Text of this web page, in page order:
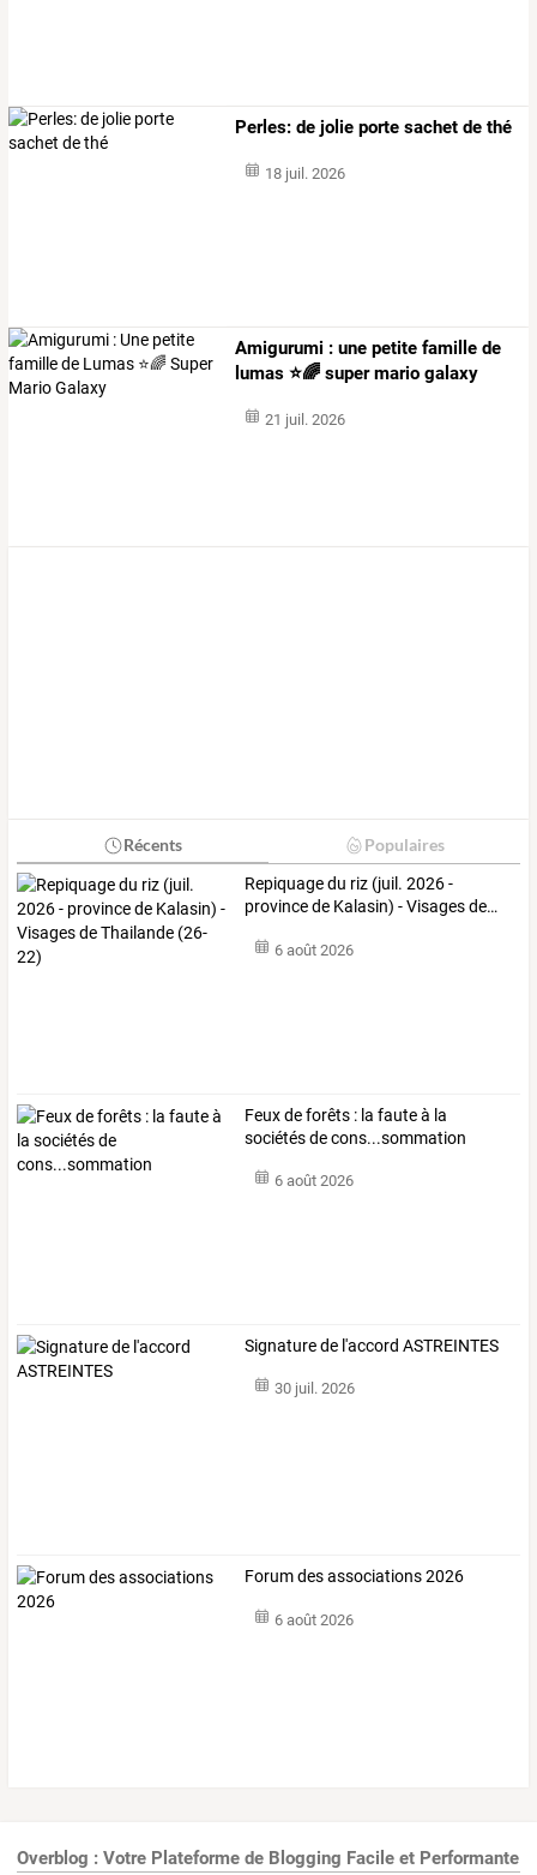
Perles: de jolie porte sachet de thé
18 juil. 2026
Amigurumi : une petite famille de
lumas ⭐🌈 super mario galaxy
21 juil. 2026
Récents Populaires
Repiquagedu riz (juil. 2026-
provincede Kalasin) -Visagesde…
6 août 2026
Feux de forêts : la faute à la
sociétés de cons...sommation
6 août 2026
Signature de l'accord ASTREINTES
30 juil. 2026
Forum des associations 2026
6 août 2026
Overblog : Votre Plateforme de Blogging Facile et Performante